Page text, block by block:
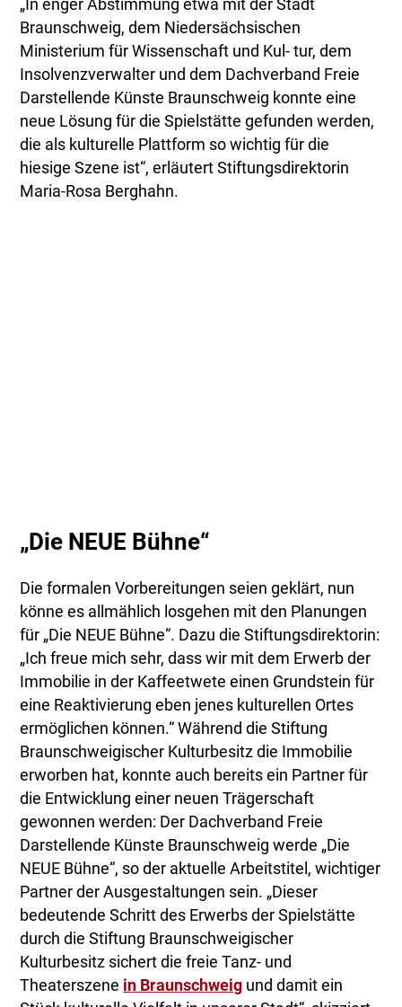
„In enger Abstimmung etwa mit der Stadt
Braunschweig, dem Niedersächsischen
Ministerium für Wissenschaft und Kul- tur, dem
Insolvenzverwalter und dem Dachverband Freie
Darstellende Künste Braunschweig konnte eine
neue Lösung für die Spielstätte gefunden werden,
die als kulturelle Plattform so wichtig für die
hiesige Szene ist“, erläutert Stiftungsdirektorin
Maria-Rosa Berghahn.
„Die NEUE Bühne“
Die formalen Vorbereitungen seien geklärt, nun
könne es allmählich losgehen mit den Planungen
für „Die NEUE Bühne“. Dazu die Stiftungsdirektorin:
„Ich freue mich sehr, dass wir mit dem Erwerb der
Immobilie in der Kaffeetwete einen Grundstein für
eine Reaktivierung eben jenes kulturellen Ortes
ermöglichen können.“ Während die Stiftung
Braunschweigischer Kulturbesitz die Immobilie
erworben hat, konnte auch bereits ein Partner für
die Entwicklung einer neuen Trägerschaft
gewonnen werden: Der Dachverband Freie
Darstellende Künste Braunschweig werde „Die
NEUE Bühne“, so der aktuelle Arbeitstitel, wichtiger
Partner der Ausgestaltungen sein. „Dieser
bedeutende Schritt des Erwerbs der Spielstätte
durch die Stiftung Braunschweigischer
Kulturbesitz sichert die freie Tanz- und
Theaterszene in Braunschweig und damit ein